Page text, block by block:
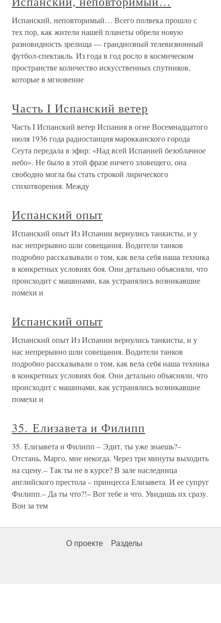
Испанский, неповторимый… Всего полвека прошло с
тех пор, как жители нашей планеты обрели новую
разновидность зрелища — грандиозный телевизионный
футбол-спектакль. Из года в год росло в космическом
пространстве количество искусственных спутников,
которые в мгновение
Часть I Испанский ветер
Часть I Испанский ветер Испания в огне Восемнадцатого
июля 1936 года радиостанция марокканского города
Сеута передала в эфир: «Над всей Испанией безоблачное
небо». Не было в этой фразе ничего зловещего, она
свободно могла бы стать строкой лирического
стихотворения. Между
Испанский опыт
Испанский опыт Из Испании вернулись танкисты, и у
нас непрерывно шли совещания. Водители танков
подробно рассказывали о том, как вела себя наша техника
в конкретных условиях боя. Они детально объясняли, что
происходит с машинами, как устранялись возникавшие
помехи и
Испанский опыт
Испанский опыт Из Испании вернулись танкисты, и у
нас непрерывно шли совещания. Водители танков
подробно рассказывали о том, как вела себя наша техника
в конкретных условиях боя. Они детально объясняли, что
происходит с машинами, как устранялись возникавшие
помехи и
35. Елизавета и Филипп
35. Елизавета и Филипп – Эдит, ты уже знаешь?–
Отстань, Марго, мне некогда. Через три минуты выходить
на сцену.– Так ты не в курсе? В зале наследница
английского престола – принцесса Елизавета. И ее супруг
Филипп.– Да ты что?!– Вот тебе и что. Увидишь их сразу.
Вон за тем
О проекте Разделы